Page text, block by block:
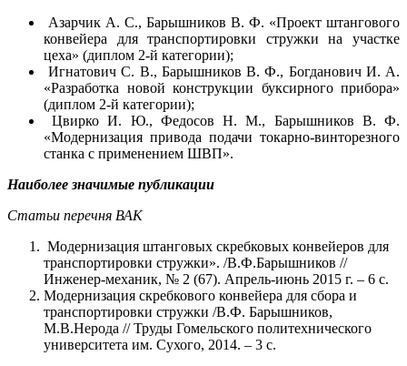
Азарчик А. С., Барышников В. Ф. «Проект штангового
конвейера для транспортировки стружки на участке
цеха» (диплом 2-й категории);
Игнатович С. В., Барышников В. Ф., Богданович И. А.
«Разработка новой конструкции буксирного прибора»
(диплом 2-й категории);
Цвирко И. Ю., Федосов Н. М., Барышников В. Ф.
«Модернизация привода подачи токарно-винторезного
станка с применением ШВП».
Наиболее значимые публикации
Статьи перечня ВАК
Модернизация штанговых скребковых конвейеров для
транспортировки стружки». /В.Ф.Барышников //
Инженер-механик, № 2 (67). Апрель-июнь 2015 г. – 6 с.
Модернизация скребкового конвейера для сбора и
транспортировки стружки /В.Ф. Барышников,
М.В.Нерода // Труды Гомельского политехнического
университета им. Сухого, 2014. – 3 с.